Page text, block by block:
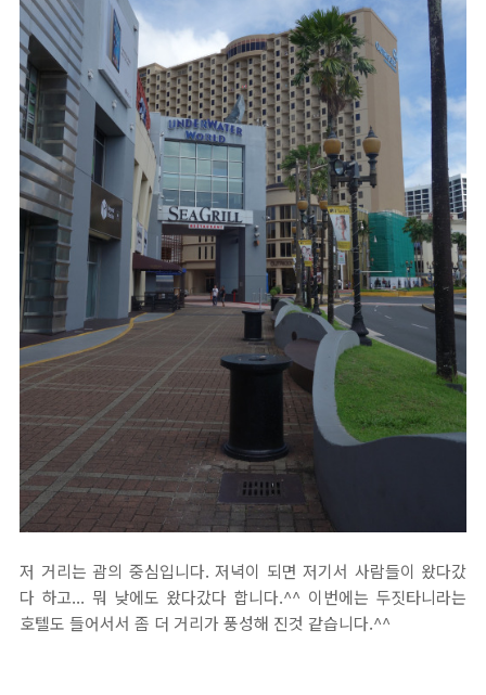
저 거리는 괌의 중심입니다. 저녁이 되면 저기서 사람들이 왔다갔
다 하고... 뭐 낮에도 왔다갔다 합니다.^^ 이번에는 두짓타니라는
호텔도 들어서서 좀 더 거리가 풍성해 진것 같습니다.^^